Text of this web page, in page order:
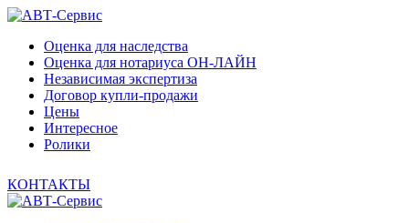
Оценка для наследства
Оценка для нотариуса ОН-ЛАЙН
Независимая экспертиза
Договор купли-продажи
Цены
Интересное
Ролики
КОНТАКТЫ